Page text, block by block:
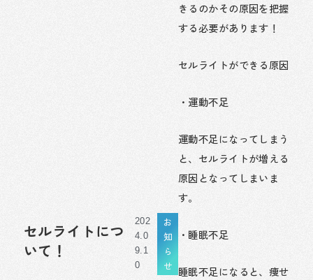
セルライトにつ
いて！
202
4.0
9.1
0
お
知
ら
せ
きるのかその原因を把握
する必要があります！
セルライトができる原因
・運動不足
運動不足になってしまう
と、セルライトが増える
原因となってしまいま
す。
・睡眠不足
睡眠不足になると、痩せ